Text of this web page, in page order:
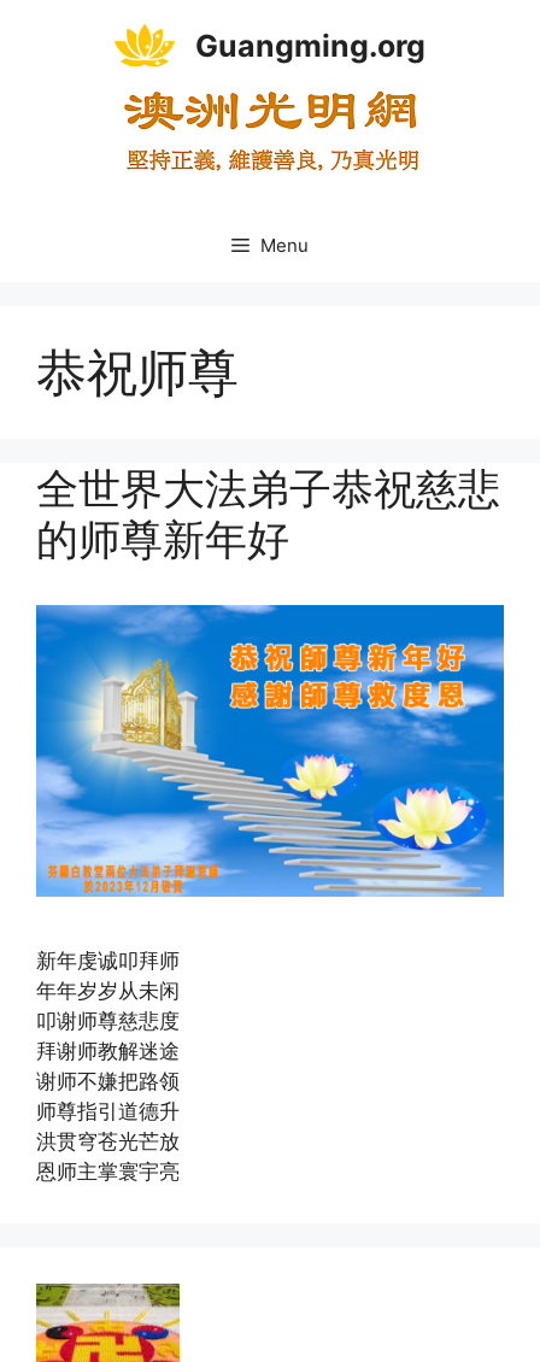
Guangming.org
Menu
恭祝师尊
全世界大法弟子恭祝慈悲
的师尊新年好
新年虔诚叩拜师
年年岁岁从未闲
叩谢师尊慈悲度
拜谢师教解迷途
谢师不嫌把路领
师尊指引道德升
洪贯穹苍光芒放
恩师主掌寰宇亮